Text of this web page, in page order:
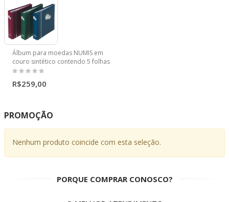
Álbum para moedas NUMIS em
couro sintético contendo 5 folhas
R$259,00
PROMOÇÃO
Nenhum produto coincide com esta seleção.
PORQUE COMPRAR CONOSCO?